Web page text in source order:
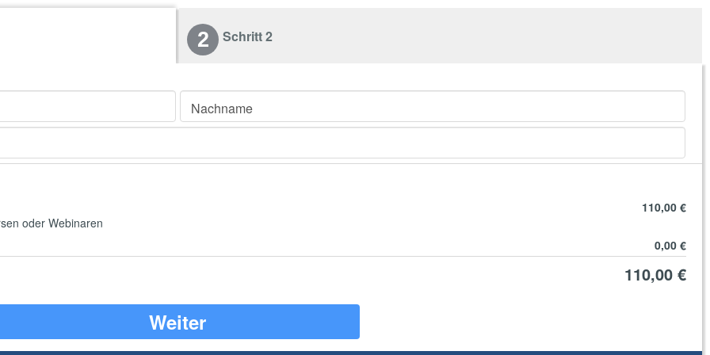
2 Schritt 2
Nachname
oder Webinaren
110,00 €
0,00 €
110,00 €
Weiter